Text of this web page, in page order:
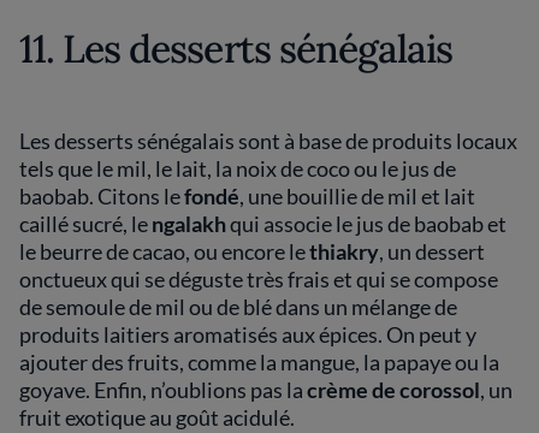
11. Les desserts sénégalais
Les desserts sénégalais sont à base de produits locaux
tels que le mil, le lait, la noix de coco ou le jus de
baobab. Citons lefondé, une bouillie de mil et lait
caillé sucré, lengalakhqui associe le jus de baobab et
le beurre de cacao, ou encore lethiakry, un dessert
onctueux qui se déguste très frais et qui se compose
de semoule de mil ou de blé dans un mélange de
produits laitiers aromatisés aux épices. On peut y
ajouter des fruits, comme la mangue, la papaye ou la
goyave. Enfin, n’oublions pas lacrème de corossol, un
fruit exotique au goût acidulé.